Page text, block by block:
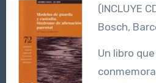
(INCLUYE CD-R), de Editorial
Bosch,
Un libro